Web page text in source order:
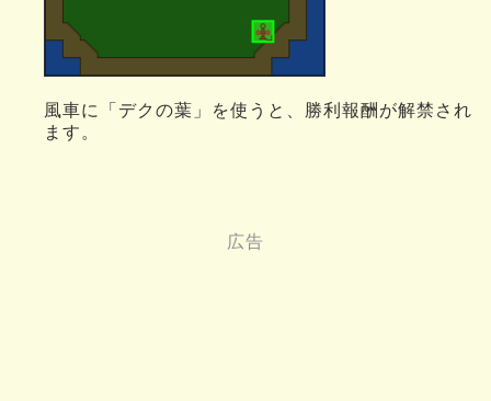
風車に「デクの葉」を使うと、勝利報酬が解禁され
ます。